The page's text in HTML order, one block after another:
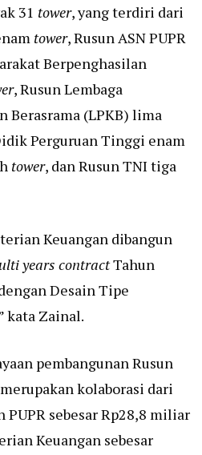
31 tower, yang terdiri dari
tower, Rusun ASN PUPR
Berpenghasilan
, Rusun Lembaga
Berasrama (LPKB) lima
Perguruan Tinggi enam
tower, dan Rusun TNI tiga
Keuangan dibangun
years contractTahun
Desain Tipe
kata Zainal.
pembangunan Rusun
kolaborasi dari
sebesar Rp28,8 miliar
Keuangan sebesar